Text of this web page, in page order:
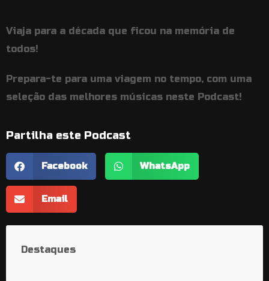
Viaja para a década que ficou na memória de
todos!
Prepara-te para uma viagem no tempo, com uma
seleção das melhores músicas neste Podcast!
Partilha este Podcast
Facebook WhatsApp
Email
Destaques